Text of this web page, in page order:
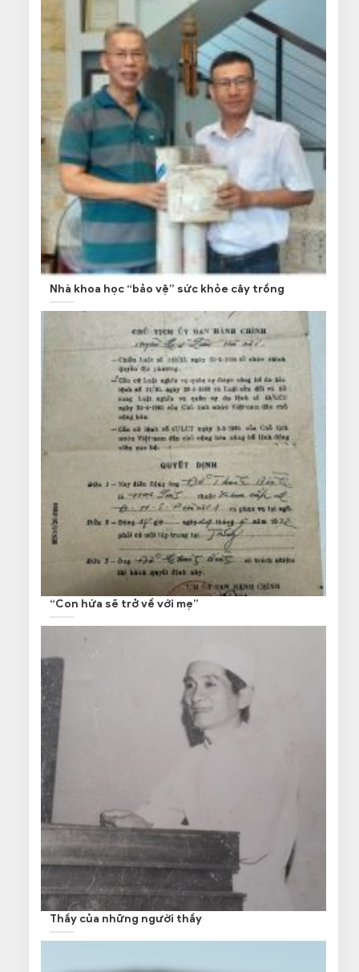
Nhà khoa học “bảo vệ” sức khỏe cây trồng
“Con hứa sẽ trở về với mẹ”
Thầy của những người thầy